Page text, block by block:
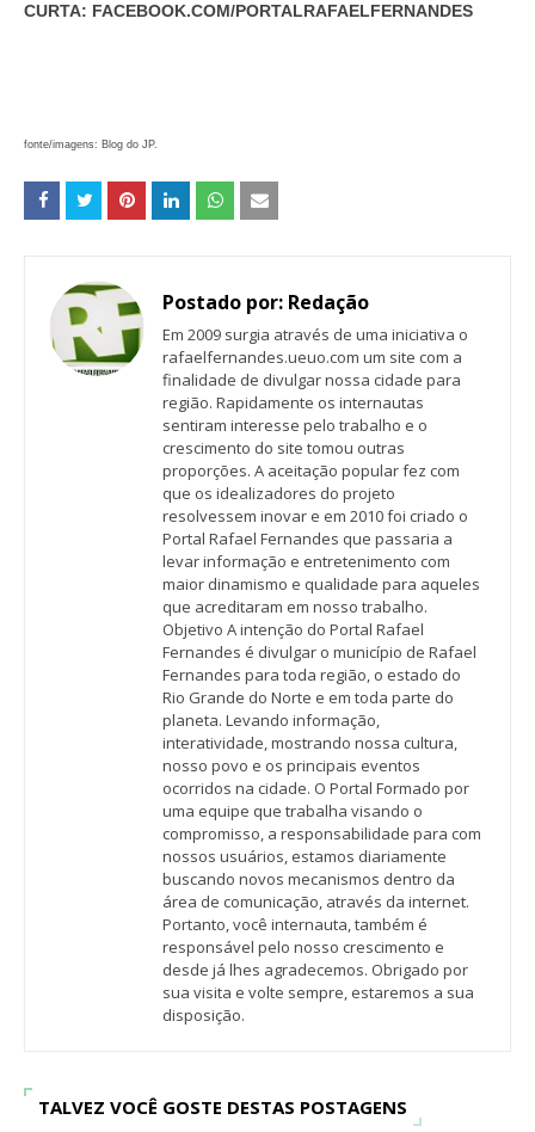
CURTA: FACEBOOK.COM/PORTALRAFAELFERNANDES
fonte/imagens: Blog do JP.
Postado por: Redação
Em 2009 surgia através de uma iniciativa o
rafaelfernandes.ueuo.com um site com a
finalidade de divulgar nossa cidade para
região. Rapidamente os internautas
sentiram interesse pelo trabalho e o
crescimento do site tomou outras
proporções. A aceitação popular fez com
que os idealizadores do projeto
resolvessem inovar e em 2010 foi criado o
Portal Rafael Fernandes que passaria a
levar informação e entretenimento com
maior dinamismo e qualidade para aqueles
que acreditaram em nosso trabalho.
Objetivo A intenção do Portal Rafael
Fernandes é divulgar o município de Rafael
Fernandes para toda região, o estado do
Rio Grande do Norte e em toda parte do
planeta. Levando informação,
interatividade, mostrando nossa cultura,
nosso povo e os principais eventos
ocorridos na cidade. O Portal Formado por
uma equipe que trabalha visando o
compromisso, a responsabilidade para com
nossos usuários, estamos diariamente
buscando novos mecanismos dentro da
área de comunicação, através da internet.
Portanto, você internauta, também é
responsável pelo nosso crescimento e
desde já lhes agradecemos. Obrigado por
sua visita e volte sempre, estaremos a sua
disposição.
TALVEZ VOCÊ GOSTE DESTAS POSTAGENS